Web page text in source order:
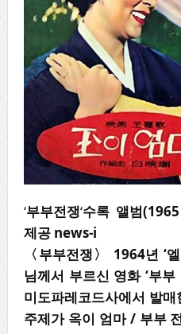
‘부부전쟁‘수록 앨범
제공 news-i
〈부부전쟁〉 1964년 ‘
님께서 부르신 영화 ‘부부
미도파레코드사에서 발매
주제가 옥이 엄마/ 부부